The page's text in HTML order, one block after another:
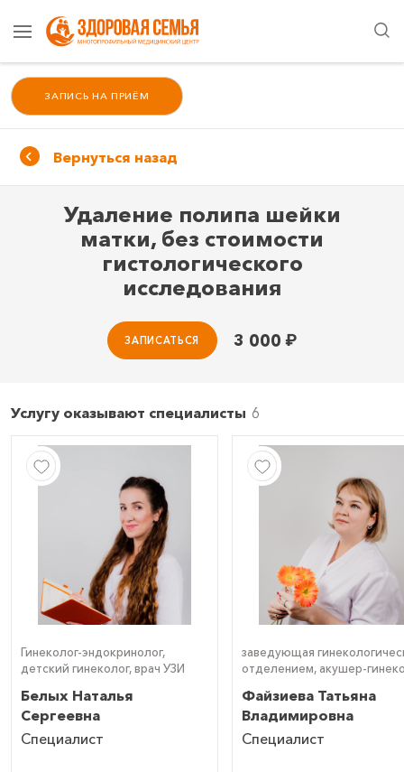
ЗАПИСЬ НА ПРИЁМ
Вернуться назад
Удаление полипа шейки
матки, без стоимости
гистологического
исследования
3 000 ₽
ЗАПИСАТЬСЯ
Услугу оказывают специалисты
Гинеколог-эндокринолог,
детский гинеколог, врач УЗИ
Белых Наталья
Сергеевна
Специалист
заведующая
отделением, акушер-
детский гинеколог, врач
(УЗИ)
Файзиева Татьяна
Владимировна
Специалист